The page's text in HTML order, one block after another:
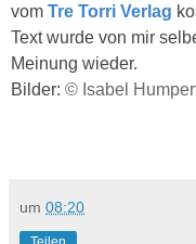
vom Tre Torri Verlag
Text wurde von mir
Meinung wieder.
Bilder: © Isabel
um 08:20